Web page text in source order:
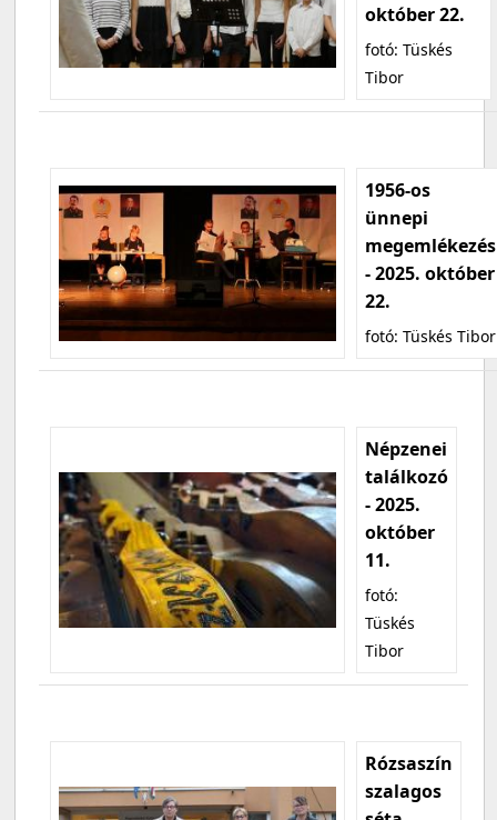
október 22.
fotó: Tüskés
Tibor
1956-os
ünnepi
megemlékezés
- 2025. október
22.
fotó: Tüskés Tibor
Népzenei
találkozó
- 2025.
október
11.
fotó:
Tüskés
Tibor
Rózsaszín
szalagos